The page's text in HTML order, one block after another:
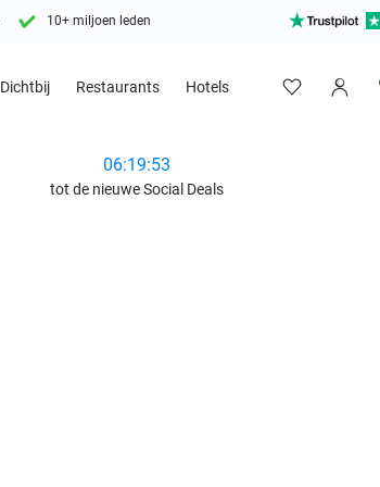
10+ miljoen leden
Dichtbij Restaurants Hotels
06:19:51
tot de nieuwe Social Deals